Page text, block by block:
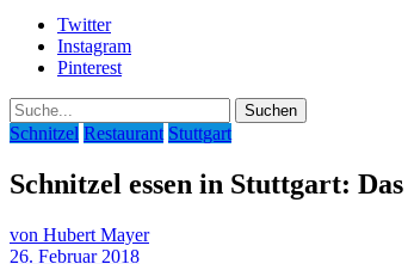
Twitter
Instagram
Pinterest
Suche
Schnitzel Restaurant Stuttgart
Schnitzel essen in Stuttgart:
von Hubert Mayer
26. Februar 2018